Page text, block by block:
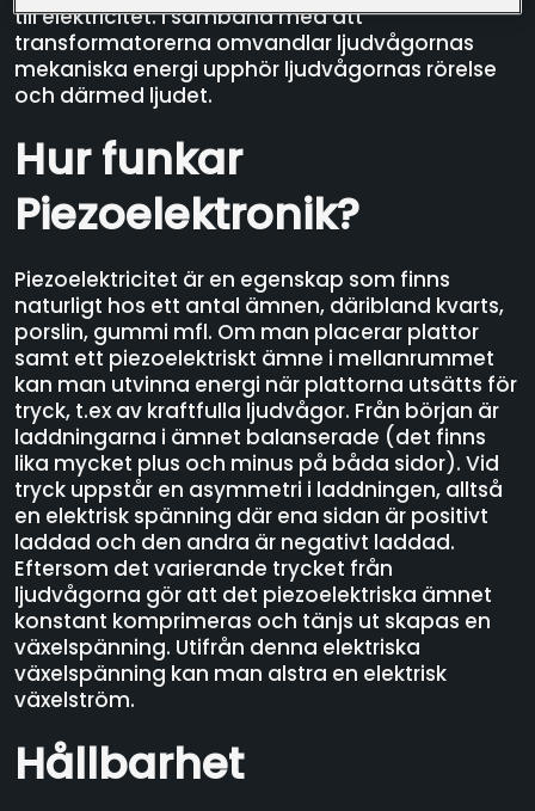
till elektricitet. I samband med att
transformatorerna omvandlar ljudvågornas
mekaniska energi upphör ljudvågornas rörelse
och därmed ljudet.
Hur funkar
Piezoelektronik?
Piezoelektricitet är en egenskap som finns
naturligt hos ett antal ämnen, däribland kvarts,
porslin, gummi mfl. Om man placerar plattor
samt ett piezoelektriskt ämne i mellanrummet
kan man utvinna energi när plattorna utsätts för
tryck, t.ex av kraftfulla ljudvågor. Från början är
laddningarna i ämnet balanserade (det finns
lika mycket plus och minus på båda sidor). Vid
tryck uppstår en asymmetri i laddningen, alltså
en elektrisk spänning där ena sidan är positivt
laddad och den andra är negativt laddad.
Eftersom det varierande trycket från
ljudvågorna gör att det piezoelektriska ämnet
konstant komprimeras och tänjs ut skapas en
växelspänning. Utifrån denna elektriska
växelspänning kan man alstra en elektrisk
växelström.
Hållbarhet